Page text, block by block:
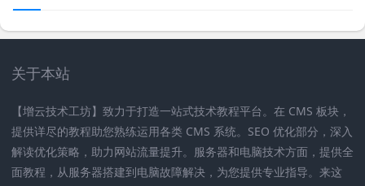
关于本站
【增云技术工坊】致力于打造一站式技术教程平台。在 CMS 板块，
提供详尽的教程助您熟练运用各类 CMS 系统。SEO 优化部分，深入
解读优化策略，助力网站流量提升。服务器和电脑技术方面，提供全
面教程，从服务器搭建到电脑故障解决，为您提供专业指导。来这